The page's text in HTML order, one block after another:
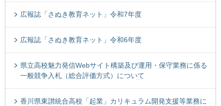
広報誌「さぬき教育ネット」令和7年度
広報誌「さぬき教育ネット」令和6年度
県立高校魅力発信Webサイト構築及び運用・保守業務に係る
一般競争入札（総合評価方式）について
香川県東讃統合高校「起業」カリキュラム開発支援等業務に